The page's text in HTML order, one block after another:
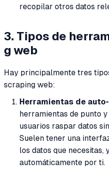
recopilar otros datos
3. Tipos de
g web
Hay principalmente tres
scraping web:
Herramientas de
herramientas de punto
usuarios raspar datos
Suelen tener una
los datos que necesitas,
automáticamente por ti.